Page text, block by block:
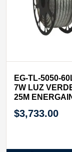
EG-TL-5050-
7W LUZ
25M
$3,733.00